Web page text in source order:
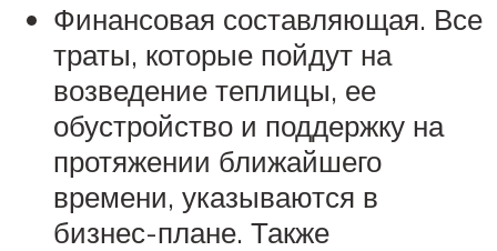
Финансовая составляющая. Все
траты, которые пойдут на
возведение теплицы, ее
обустройство и поддержку на
протяжении ближайшего
времени, указываются в
бизнес-плане. Также